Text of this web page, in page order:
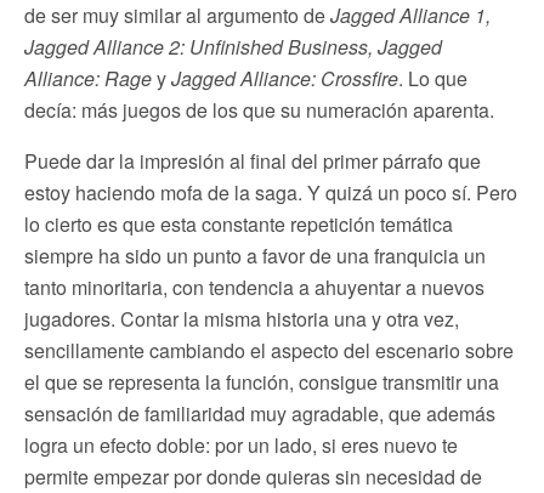
de ser muy similar al argumento deJagged Alliance 1,
Jagged Alliance 2: Unfinished Business, Jagged
Alliance: RageyJagged Alliance: Crossfire. Lo que
decía: más juegos de los que su numeración aparenta.
Puede dar la impresión al final del primer párrafo que
estoy haciendo mofa de la saga. Y quizá un poco sí. Pero
lo cierto es que esta constante repetición temática
siempre ha sido un punto a favor de una franquicia un
tanto minoritaria, con tendencia a ahuyentar a nuevos
jugadores. Contar la misma historia una y otra vez,
sencillamente cambiando el aspecto del escenario sobre
el que se representa la función, consigue transmitir una
sensación de familiaridad muy agradable, que además
logra un efecto doble: por un lado, si eres nuevo te
permite empezar por donde quieras sin necesidad de